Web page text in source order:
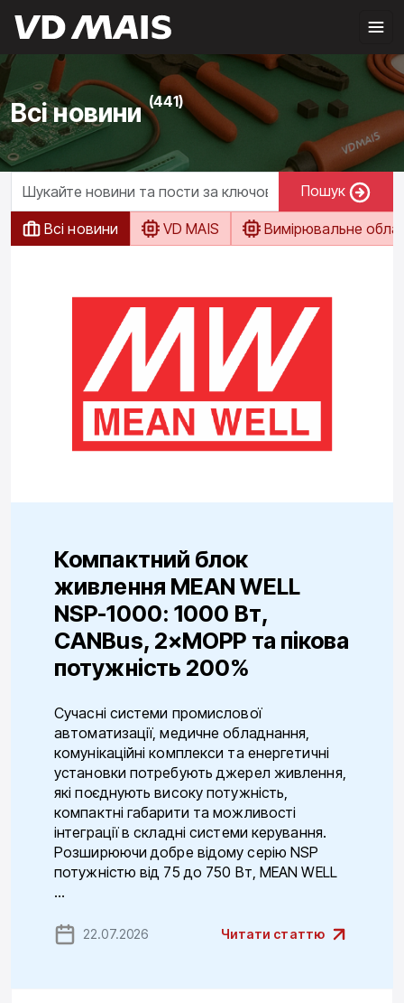
Всі новини (441)
Пошук
Всі новини VD MAIS Вимірювальне
Компактний блок
живлення MEAN WELL
NSP-1000: 1000 Вт,
CANBus, 2×MOPP та пікова
потужність 200%
Сучасні системи промислової
автоматизації, медичне обладнання,
комунікаційні комплекси та енергетичні
установки потребують джерел живлення,
які поєднують високу потужність,
компактні габарити та можливості
інтеграції в складні системи керування.
Розширюючи добре відому серію NSP
потужністю від 75 до 750 Вт, MEAN WELL
...
22.07.2026 Читати статтю